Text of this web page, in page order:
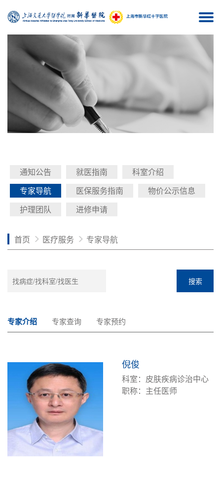
通知公告 就医指南
科室介绍
专家导航
医保服务指南
物价公示信息
护理团队
进修申请
首页 医疗服务 专家导航
搜索
专家介绍 专家查询 专家预约
倪俊
科室：皮肤疾病诊治中心
职称：主任医师